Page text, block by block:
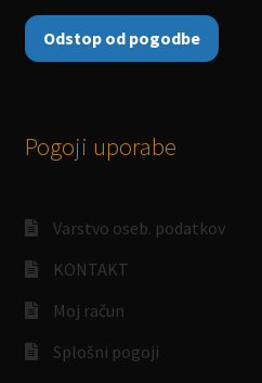
Odstop od pogodbe
Pogoji uporabe
Varstvo oseb. podatkov
KONTAKT
Moj račun
Splošni pogoji